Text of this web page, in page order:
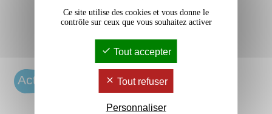
Actus des BU
L'été des bibliothèques
Ce site utilise des cookies et vous donne le
contrôle sur ceux que vous souhaitez activer
Tout accepter
Tout refuser
Personnaliser